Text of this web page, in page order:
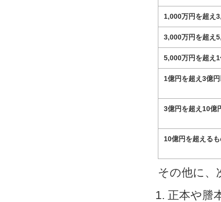
1,000万円を超え
3,000万円を超え
5,000万円を超え
1億円を超え3億
3億円を超え10億
10億円を超える
その他に、
正本や謄